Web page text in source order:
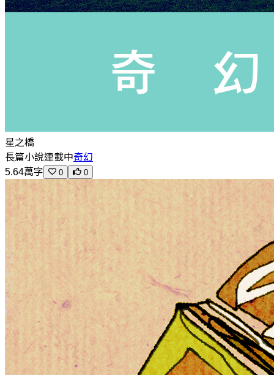
星之橋
長篇小說連載中奇幻
5.64萬字
0 0